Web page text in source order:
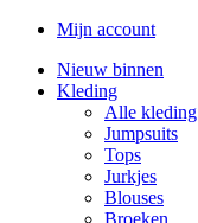
Mijn account
Nieuw binnen
Kleding
Alle kleding
Jumpsuits
Tops
Jurkjes
Blouses
Broeken